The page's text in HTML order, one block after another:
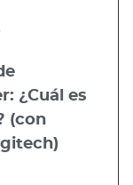
¿Cuál es
(con